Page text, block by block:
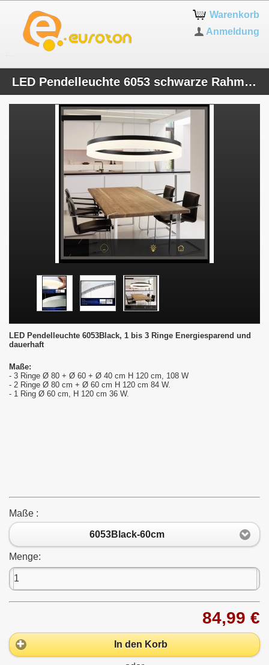
Warenkorb
Anmeldung
LED Pendelleuchte 6053 schwarze Rahmen 1.2.3. Ringe Neutralweiß 4500k Luxus Design
LED Pendelleuchte 6053Black, 1 bis 3 Ringe Energiesparend und
dauerhaft
Maße:
- 3 Ringe Ø 80 + Ø 60 + Ø 40 cm H 120 cm, 108 W
- 2 Ringe Ø 80 cm + Ø 60 cm H 120 cm 84 W.
- 1 Ring Ø 60 cm, H 120 cm 36 W.
Maße :
6053Black-60cm
Menge:
84,99 €
In den Korb